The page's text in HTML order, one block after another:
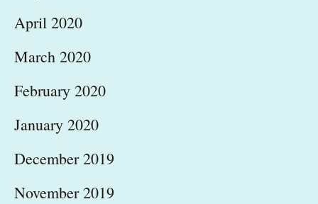
April 2020
March 2020
February 2020
January 2020
December 2019
November 2019